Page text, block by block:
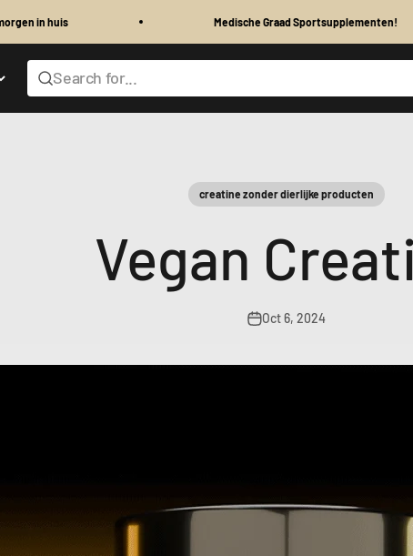
Medische Graad Sportsupplementen!
Search for...
creatine zonder dierlijke producten
Vegan
Oct 6, 2024